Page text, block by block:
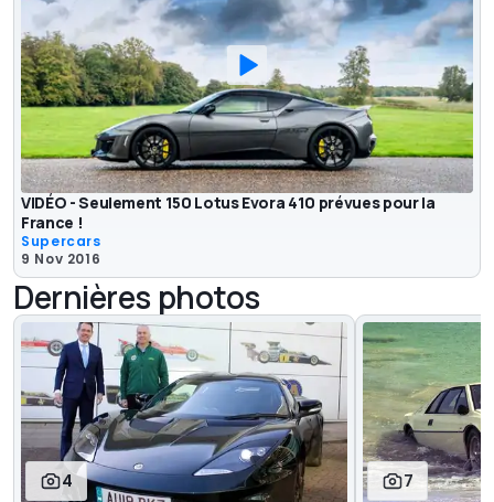
VIDÉO - Seulement 150 Lotus Evora 410 prévues pour la
France !
Supercars
9 Nov 2016
Dernières photos
4 7